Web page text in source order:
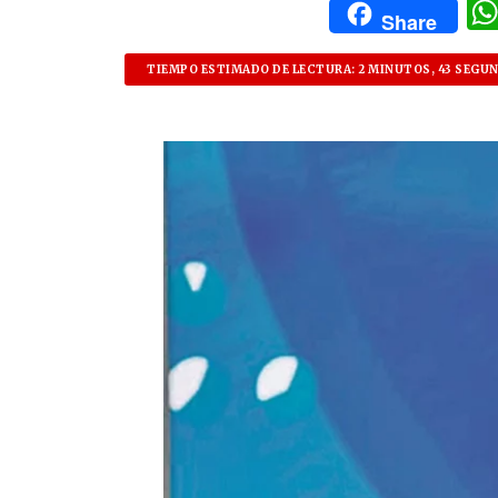
Share
TIEMPO ESTIMADO DE LECTURA: 2 MINUTOS, 43